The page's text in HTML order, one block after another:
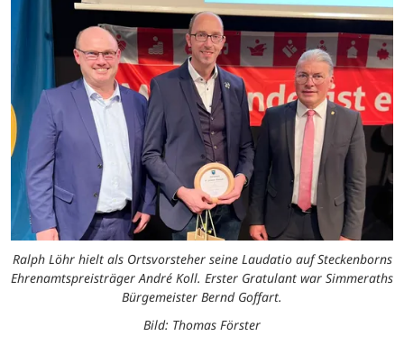
Ralph Löhr hielt als Ortsvorsteher seine Laudatio auf Steckenborns
Ehrenamtspreisträger André Koll. Erster Gratulant war Simmeraths
Bürgemeister Bernd Goffart.
Bild: Thomas Förster